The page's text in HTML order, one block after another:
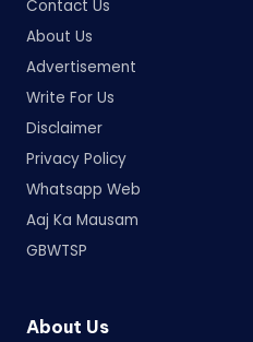
Contact Us
About Us
Advertisement
Write For Us
Disclaimer
Privacy Policy
Whatsapp Web
Aaj Ka Mausam
GBWTSP
About Us